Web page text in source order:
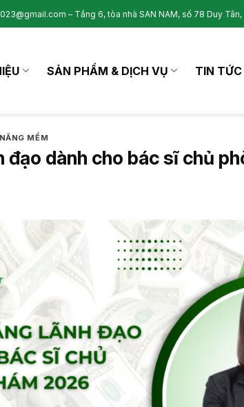
– Tầng 6, tòa nhà SAN NAM, số 78 Duy Tân,
SẢN PHẨM & DỊCH VỤ TIN TỨC
MỀM
đạo dành cho bác sĩ chủ